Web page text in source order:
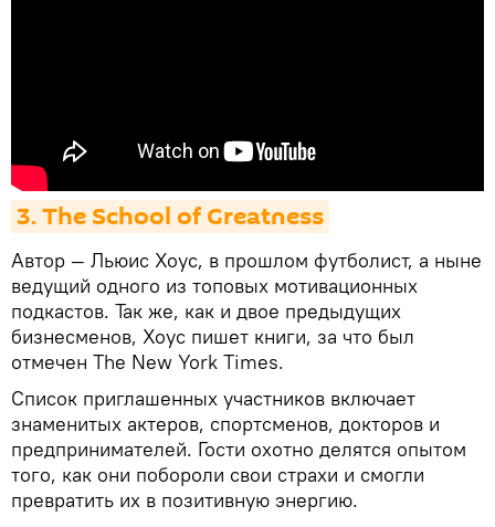
3. The School of Greatness
Автор — Льюис Хоус, в прошлом футболист, а ныне
ведущий одного из топовых мотивационных
подкастов. Так же, как и двое предыдущих
бизнесменов, Хоус пишет книги, за что был
отмечен The New York Times.
Список приглашенных участников включает
знаменитых актеров, спортсменов, докторов и
предпринимателей. Гости охотно делятся опытом
того, как они побороли свои страхи и смогли
превратить их в позитивную энергию.